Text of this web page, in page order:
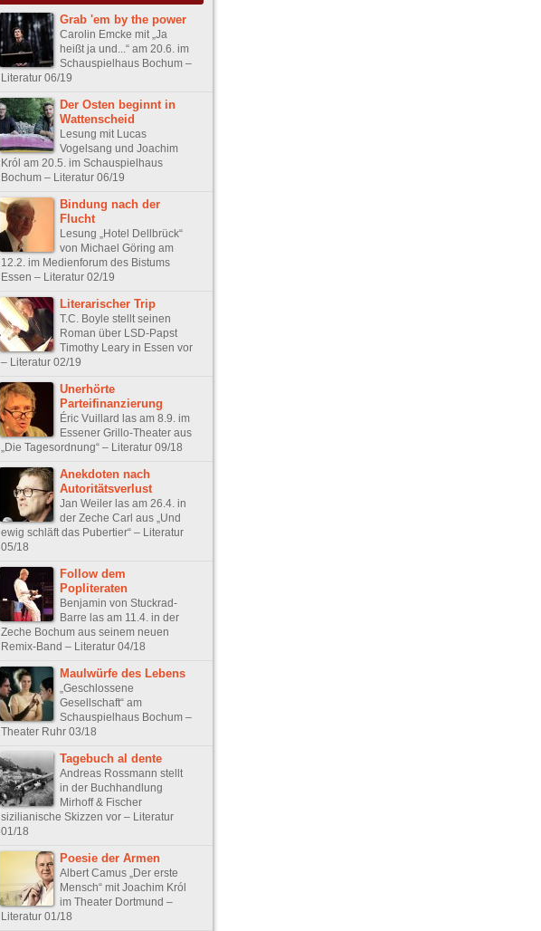
Grab 'em by the power
Carolin Emcke mit „Ja
heißt ja und...“ am 20.6. im
Schauspielhaus Bochum –
Literatur 06/19
Der Osten beginnt in
Wattenscheid
Lesung mit Lucas
Vogelsang und Joachim
Król am 20.5. im Schauspielhaus
Bochum – Literatur 06/19
Bindung nach der
Flucht
Lesung „Hotel Dellbrück“
von Michael Göring am
12.2. im Medienforum des Bistums
Essen – Literatur 02/19
Literarischer Trip
T.C. Boyle stellt seinen
Roman über LSD-Papst
Timothy Leary in Essen vor
– Literatur 02/19
Unerhörte
Parteifinanzierung
Éric Vuillard las am 8.9. im
Essener Grillo-Theater aus
„Die Tagesordnung“ – Literatur 09/18
Anekdoten nach
Autoritätsverlust
Jan Weiler las am 26.4. in
der Zeche Carl aus „Und
ewig schläft das Pubertier“ – Literatur
05/18
Follow dem
Popliteraten
Benjamin von Stuckrad-
Barre las am 11.4. in der
Zeche Bochum aus seinem neuen
Remix-Band – Literatur 04/18
Maulwürfe des Lebens
„Geschlossene
Gesellschaft“ am
Schauspielhaus Bochum –
Theater Ruhr 03/18
Tagebuch al dente
Andreas Rossmann stellt
in der Buchhandlung
Mirhoff & Fischer
sizilianische Skizzen vor – Literatur
01/18
Poesie der Armen
Albert Camus „Der erste
Mensch“ mit Joachim Król
im Theater Dortmund –
Literatur 01/18